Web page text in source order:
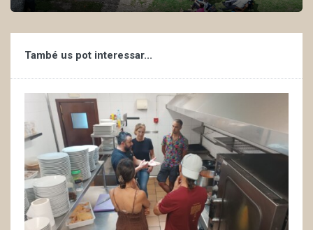
També us pot interessar...